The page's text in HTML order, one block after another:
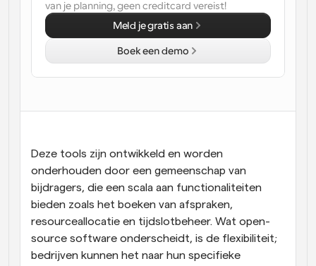
oproepen
Automatiseer planning en herinneringen
Dynamische Groep Links
Boek naadloos vergaderingen met meerdere mensen
Webhooks
Ontvang een melding wanneer er iets gebeurt
Deze tools zijn ontwikkeld en worden
onderhouden door een gemeenschap van
bijdragers, die een scala aan functionaliteiten
bieden zoals het boeken van afspraken,
resourceallocatie en tijdslotbeheer. Wat open-
source software onderscheidt, is de flexibiliteit;
bedrijven kunnen het naar hun specifieke
van je planning, geen creditcard vereist!
Meld je gratis aan
Boek een demo